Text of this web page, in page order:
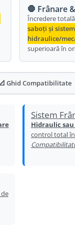
🛑 Frânare
Încredere
saboți și
hidraulice/
superioară în
Ghid Compatibilitate
Sistem
Hidraulic
control total